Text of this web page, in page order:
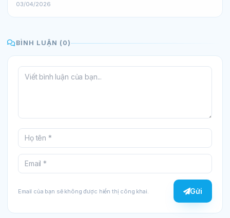
03/04/2026
BÌNH LUẬN (0)
Email của bạn sẽ không được hiển thị công khai. Gửi